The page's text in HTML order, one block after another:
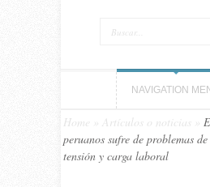
NAVIGATION
Home Artículos o noticias
peruanos sufre de problemas
tensión y carga laboral